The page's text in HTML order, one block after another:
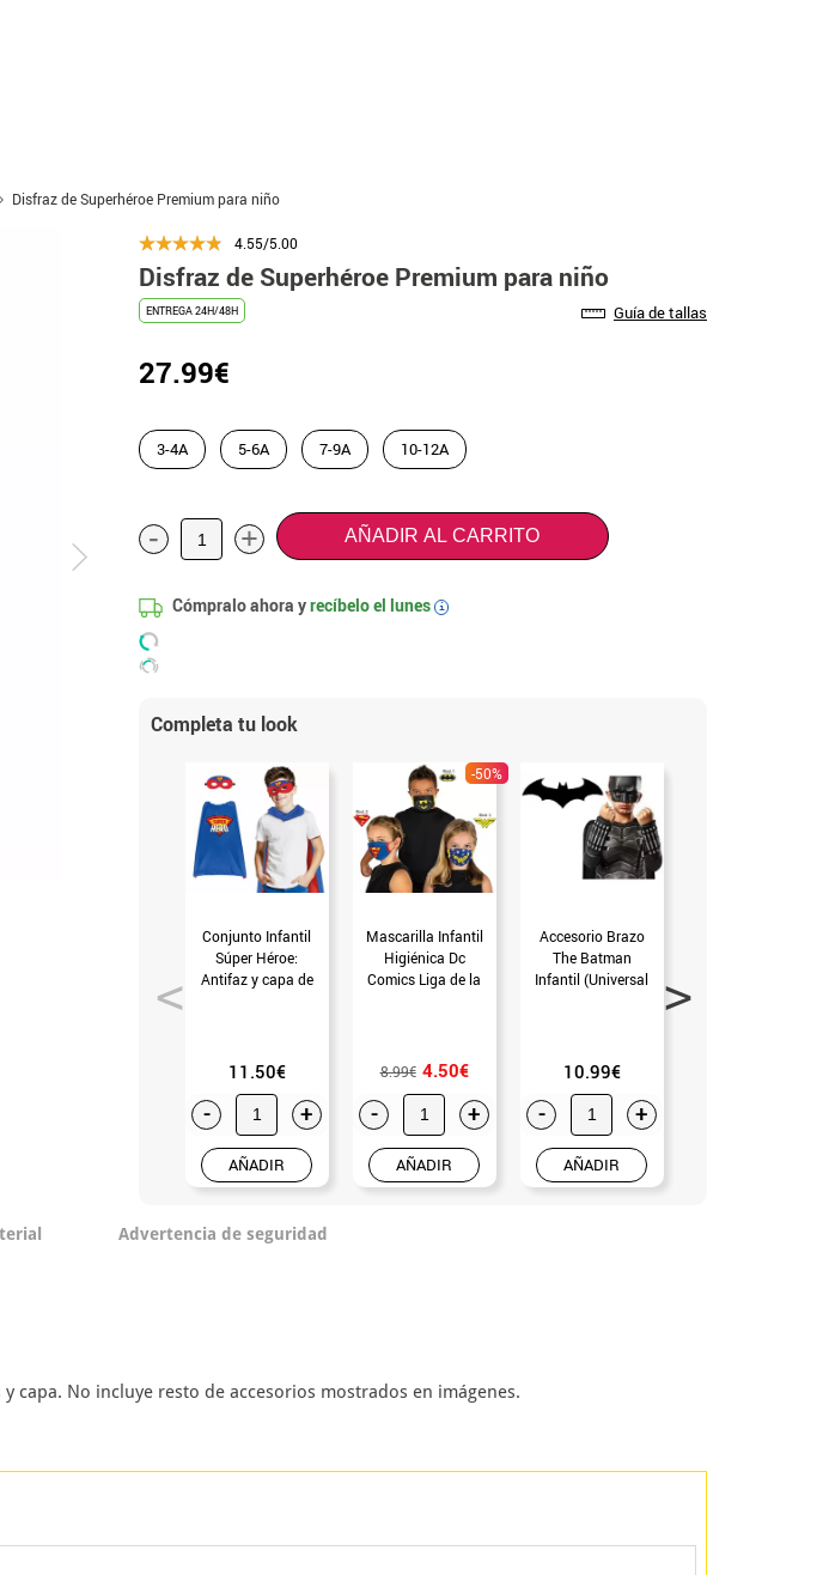
Disfraz de Superhéroe Premium para niño
4.55/5.00
Disfraz de Superhéroe Premium para niño
ENTREGA 24H/48H Guía de tallas
27.99€
3-4A 5-6A 7-9A 10-12A
- + AÑADIR AL CARRITO
Cómpralo ahora yrecíbelo el lunes i
Completa tu look
Conjunto Infantil
Súper Héroe:
Antifaz y capa de
11.50€
- +
AÑADIR
-50%
Mascarilla Infantil
Higiénica Dc
Comics Liga de la
8.99€ 4.50€
- +
AÑADIR
Accesorio Brazo
The Batman
Infantil (Universal
10.99€
- +
AÑADIR
Advertencia de seguridad
No incluye resto de accesorios mostrados en imágenes.